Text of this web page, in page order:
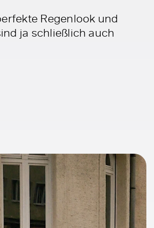
Regenlook und
ja schließlich auch